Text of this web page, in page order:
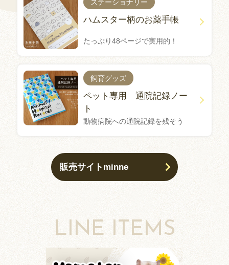
ステーショナリー
ハムスター柄のお薬手帳
たっぷり48ページで実用的！
飼育グッズ
ペット専用 通院記録ノー
ト
動物病院への通院記録を残そう
販売サイトminne
LINE ITEMS